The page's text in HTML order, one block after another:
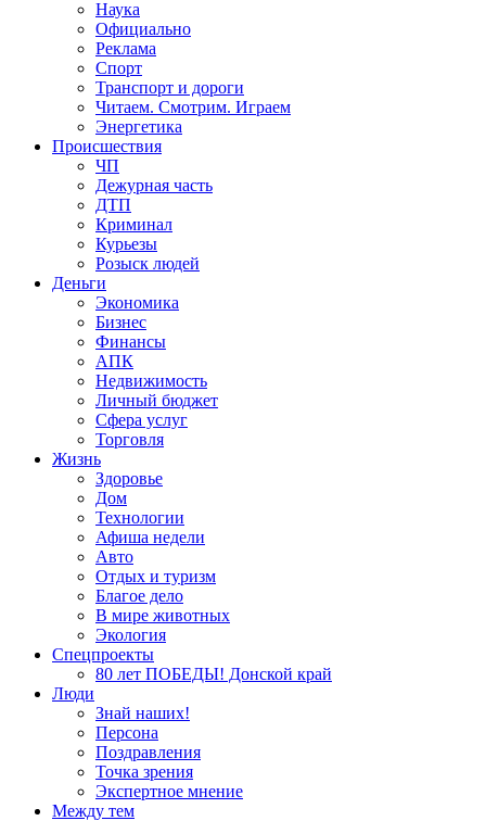
Наука
Официально
Реклама
Спорт
Транспорт и дороги
Читаем. Смотрим. Играем
Энергетика
Происшествия
ЧП
Дежурная часть
ДТП
Криминал
Курьезы
Розыск людей
Деньги
Экономика
Бизнес
Финансы
АПК
Недвижимость
Личный бюджет
Сфера услуг
Торговля
Жизнь
Здоровье
Дом
Технологии
Афиша недели
Авто
Отдых и туризм
Благое дело
В мире животных
Экология
Спецпроекты
80 лет ПОБЕДЫ! Донской край
Люди
Знай наших!
Персона
Поздравления
Точка зрения
Экспертное мнение
Между тем